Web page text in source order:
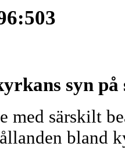
syn
med särskilt
bland